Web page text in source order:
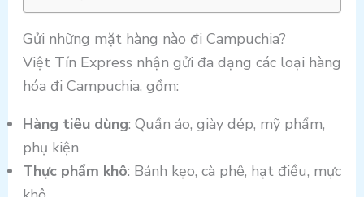
Gửi những mặt hàng nào đi Campuchia?
Việt Tín Express nhận gửi đa dạng các loại hàng
hóa đi Campuchia, gồm:
Hàng tiêu dùng: Quần áo, giày dép, mỹ phẩm,
phụ kiện
Thực phẩm khô: Bánh kẹo, cà phê, hạt điều, mực